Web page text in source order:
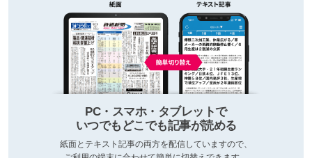
PC・スマホ・タブレットで
いつでもどこでも記事が読める
紙面とテキスト記事の両方を配信していますので、